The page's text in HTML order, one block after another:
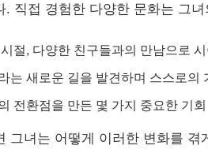
. 직접 경험한 다양한 문화는 그
절, 다양한 친구들과의 만남으로
는 새로운 길을 발견하며 스스로의
전환점을 만든 몇 가지 중요한 기회
그녀는 어떻게 이러한 변화를